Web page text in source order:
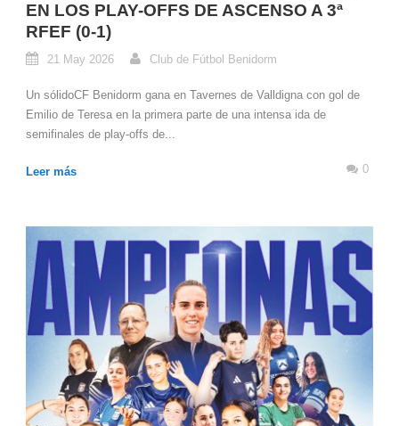
EN LOS PLAY-OFFS DE ASCENSO A 3ª
RFEF (0-1)
21 May 2026 Club de Fútbol Benidorm
Un sólidoCF Benidorm gana en Tavernes de Valldigna con gol de
Emilio de Teresa en la primera parte de una intensa ida de
semifinales de play-offs de...
Leer más 0